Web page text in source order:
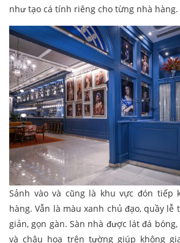
như tạo cá tính riêng cho từng nhà hàng.
Sảnh vào và cũng là khu vực đón tiếp
hàng. Vẫn là màu xanh chủ đạo, quầy lễ
giản, gọn gàn. Sàn nhà được lát đá
và chậu hoa trên tường giúp không